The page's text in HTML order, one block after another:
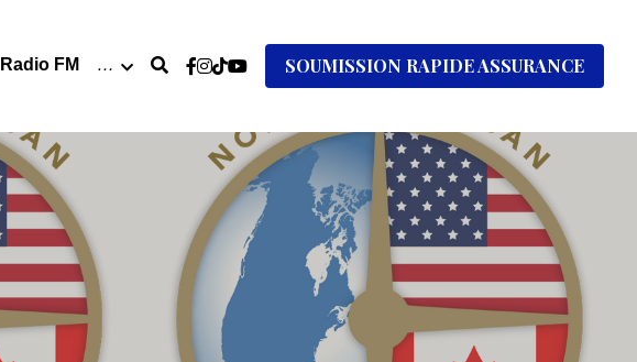
Radio FM … SOUMISSION RAPIDE ASSURANCE